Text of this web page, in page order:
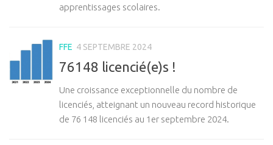
apprentissages scolaires.
FFE 4 SEPTEMBRE 2024
76148 licencié(e)s !
Une croissance exceptionnelle du nombre de
licenciés, atteignant un nouveau record historique
de 76 148 licenciés au 1er septembre 2024.